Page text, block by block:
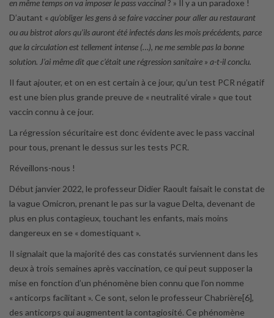
en même temps on va imposer le pass vaccinal? » Il y a un paradoxe !
D’autant « qu’obliger les gens à se faire vacciner pour aller au restaurant
ou au bistrot alors qu’ils auront été infectés dans les mois précédents, parce
que la circulation est tellement intense (…), ne me semble pas la bonne
solution. J’ai même dit que c’était une régression sanitaire » a-t-il conclu.
Il faut ajouter, et on en est certain à ce jour, qu’un test PCR négatif
est une bien plus grande preuve de « neutralité virale » que tout
vaccin connu à ce jour.
La régression sécuritaire est donc évidente avec le pass vaccinal
pour tous, prenant le dessus sur les tests PCR.
Réveillons-nous !
Début janvier 2022, le professeur Didier Raoult faisait le constat de
la vague Omicron, prenant le pas sur la vague Delta, devenant de
plus en plus contagieux, touchant les enfants, mais moins
dangereux en se « domestiquant ».
Il signalait que la majorité des cas constatés surviennent dans les
deux à trois semaines après vaccination, ce qui peut supposer la
mise en fonction d’un phénomène bien connu que l’on nomme
« anticorps facilitant ». Ce sont, selon le professeur Chabrière[6],
des anticorps qui augmentent la contagiosité. Ce phénomène